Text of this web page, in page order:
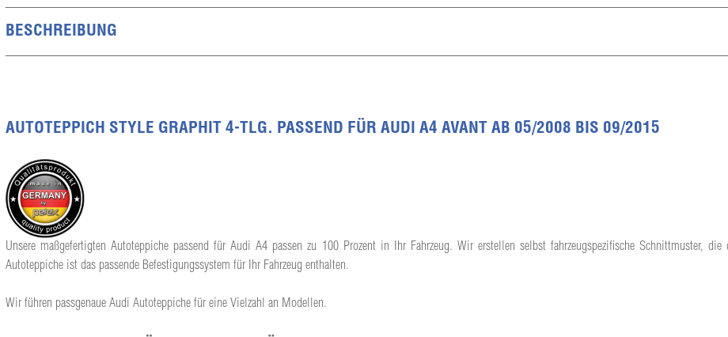
BESCHREIBUNG
AUTOTEPPICH STYLE GRAPHIT 4-TLG. PASSEND FÜR AUDI A4 AVANT AB 05/2008 BIS 09/2015
Unsere maßgefertigten Autoteppiche passend für Audi A4 passen zu 100 Prozent in Ihr Fahrzeug. Wir erstellen selbst fahrzeugspezifische Schnittmuster,
Autoteppiche ist das passende Befestigungssystem für Ihr Fahrzeug enthalten.
Wir führen passgenaue Audi Autoteppiche für eine Vielzahl an Modellen.